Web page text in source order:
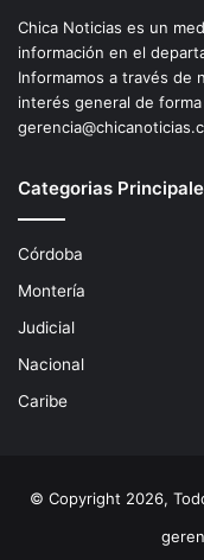
Chica Noticias es un
información en el
Informamos a través de
interés general de
Categorias
Córdoba
Montería
Judicial
Nacional
Caribe
© Copyright 2026,